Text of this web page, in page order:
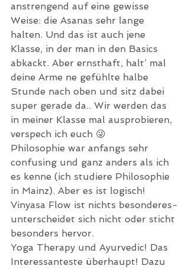
anstrengend auf eine gewisse
Weise: die Asanas sehr lange
halten. Und das ist auch jene
Klasse, in der man in den Basics
abkackt. Aber ernsthaft, halt’ mal
deine Arme ne gefühlte halbe
Stunde nach oben und sitz dabei
super gerade da.. Wir werden das
in meiner Klasse mal ausprobieren,
verspech ich euch 😜
Philosophie war anfangs sehr
confusing und ganz anders als ich
es kenne (ich studiere Philosophie
in Mainz). Aber es ist logisch!
Vinyasa Flow ist nichts besonderes-
unterscheidet sich nicht oder sticht
besonders hervor.
Yoga Therapy und Ayurvedic! Das
Interessanteste überhaupt! Dazu